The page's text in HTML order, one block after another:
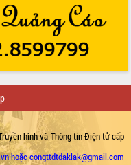
hình và Thông tin Điện tử cấp
hoặc congttdtdaklak@gmail.com